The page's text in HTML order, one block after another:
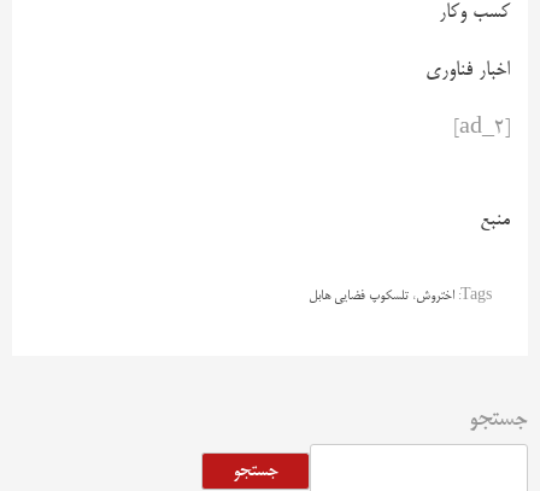
کسب وکار
اخبار فناوری
منبع
Tags: اختروش، تلسکوپ فضایی هابل
جستجو
جستجو